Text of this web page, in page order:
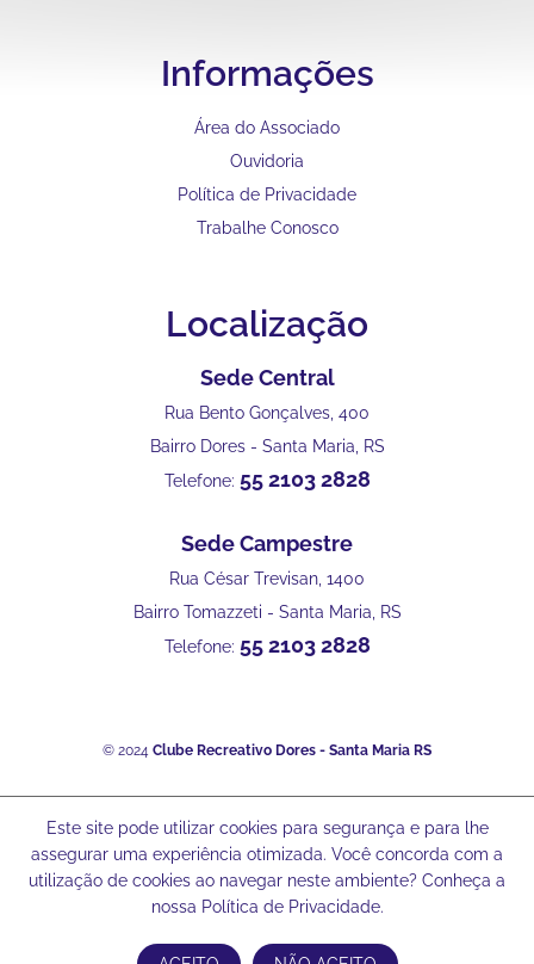
Informações
Área do Associado
Ouvidoria
Política de Privacidade
Trabalhe Conosco
Localização
Sede Central
Rua Bento Gonçalves, 400
Bairro Dores - Santa Maria, RS
Telefone: 55 2103 2828
Sede Campestre
Rua César Trevisan, 1400
Bairro Tomazzeti - Santa Maria, RS
Telefone: 55 2103 2828
© 2024 Clube Recreativo Dores - Santa Maria RS
Este site pode utilizar cookies para segurança e para lhe
assegurar uma experiência otimizada. Você concorda com a
utilização de cookies ao navegar neste ambiente? Conheça a
nossa Política de Privacidade.